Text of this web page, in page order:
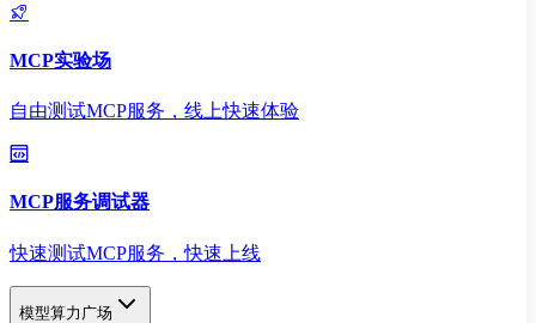
MCP实验场
自由测试MCP服务，线上快速体验
MCP服务调试器
快速测试MCP服务，快速上线
模型算力广场